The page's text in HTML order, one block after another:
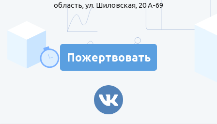
область, ул. Шиловская, 20 А-69
Пожертвовать